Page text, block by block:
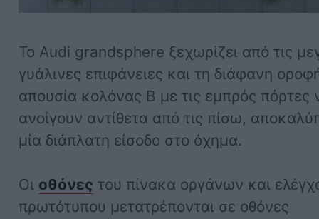
Το Audi grandsphere ξεχωρίζει από τις
γυάλινες επιφάνειες και τη διάφανη
απουσία κολόνας Β με τις εμπρός πόρτες
ανοίγουν αντίθετα από τις πίσω,
μία διάπλατη είσοδο στο όχημα.
Οι οθόνες του πίνακα οργάνων και
πρωτότυπου μετατρέπονται σε οθόνες